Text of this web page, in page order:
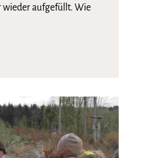
aufgefüllt. Wie